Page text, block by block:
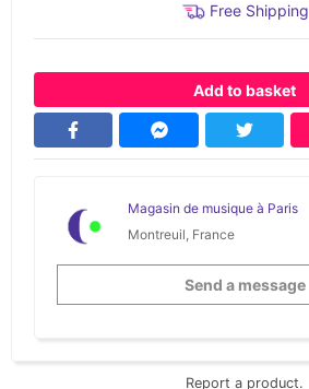
Free Shipping
Add to basket
Magasin de musique à Paris
Montreuil, France
Send a message
Report a product.